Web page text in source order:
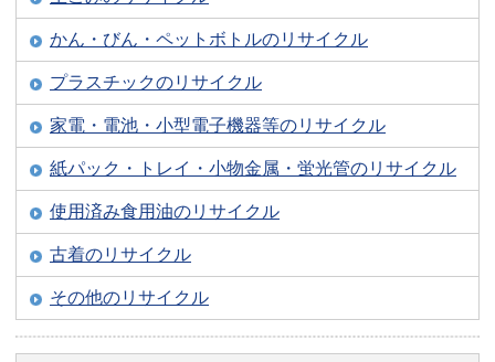
かん・びん・ペットボトルのリサイクル
プラスチックのリサイクル
家電・電池・小型電子機器等のリサイクル
紙パック・トレイ・小物金属・蛍光管のリサイクル
使用済み食用油のリサイクル
古着のリサイクル
その他のリサイクル